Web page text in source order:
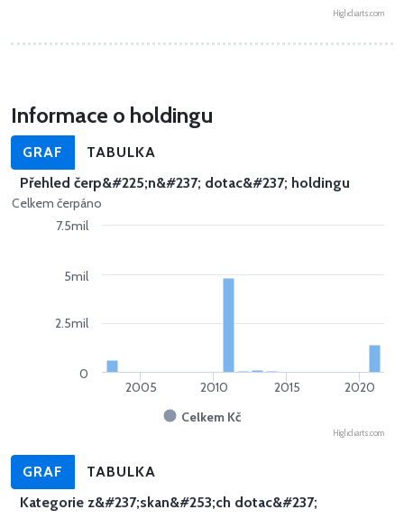
Highcharts.com
Informace o holdingu
GRAF TABULKA
Celkem čerpáno
Přehled čerp&#225;n&#237; dotac&#237; holdingu
Celkem Kč
2005 2010 2015 2020
0
2.5mil
5mil
7.5mil
Highcharts.com
GRAF
TABULKA
Kategorie z&#237;skan&#253;ch dotac&#237;